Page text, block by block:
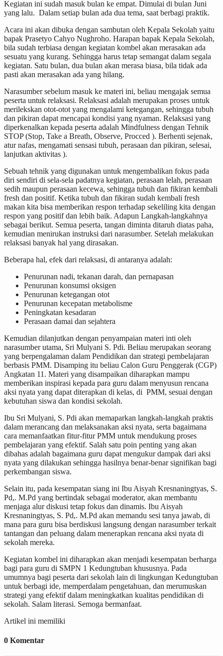
Kegiatan ini sudah masuk bulan ke empat. Dimulai di bulan Juni
yang lalu. Dalam setiap bulan ada dua tema, saat berbagi praktik.
Acara ini akan dibuka dengan sambutan oleh Kepala Sekolah yaitu
bapak Prasetyo Cahyo Nughroho. Harapan bapak Kepala Sekolah,
bila sudah terbiasa dengan kegiatan kombel akan merasakan ada
sesuatu yang kurang. Sehingga harus tetap semangat dalam segala
kegiatan. Satu bulan, dua bulan akan merasa biasa, bila tidak ada
pasti akan merasakan ada yang hilang.
Narasumber sebelum masuk ke materi ini, beliau mengajak semua
peserta untuk relaksasi. Relaksasi adalah merupakan proses untuk
merilekskan otot-otot yang mengalami ketegangan, sehingga tubuh
dan pikiran dapat mencapai kondisi yang nyaman. Relaksasi yang
diperkenalkan kepada peserta adalah Mindfulness dengan Tehnik
STOP (Stop, Take a Breath, Observe, Procced ). Berhenti sejenak,
atur nafas, mengamati sensasi tubuh, perasaan dan pikiran, selesai,
lanjutkan aktivitas ).
Sebuah tehnik yang digunakan untuk mengembalikan fokus pada
diri sendiri di sela-sela padatnya kegiatan, perasaan lelah, perasaan
sedih maupun perasaan kecewa, sehingga tubuh dan fikiran kembali
fresh dan positif. Ketika tubuh dan fikiran sudah kembali fresh
makan kita bisa memberikan respon terhadap sekeliling kita dengan
respon yang positif dan lebih baik. Adapun Langkah-langkahnya
sebagai berikut. Semua peserta, tangan diminta ditaruh diatas paha,
kemudian menirukan instruksi dari narasumber. Setelah melakukan
relaksasi banyak hal yang dirasakan.
Beberapa hal, efek dari relaksasi, di antaranya adalah:
Penurunan nadi, tekanan darah, dan pernapasan
Penurunan konsumsi oksigen
Penurunan ketegangan otot
Penurunan kecepatan metabolisme
Peningkatan kesadaran
Perasaan damai dan sejahtera
Kemudian dilanjutkan dengan penyampaian materi inti oleh
narasumber utama, Sri Mulyani S. Pdi. Beliau merupakan seorang
yang berpengalaman dalam Pendidikan dan strategi pembelajaran
berbasis PMM. Disamping itu beliau Calon Guru Penggerak (CGP)
Angkatan 11. Materi yang disampaikan diharapkan mampu
memberikan inspirasi kepada para guru dalam menyusun rencana
aksi nyata yang dapat diterapkan di kelas, di PMM, sesuai dengan
kebutuhan siswa dan kondisi sekolah.
Ibu Sri Mulyani, S. Pdi akan memaparkan langkah-langkah praktis
dalam merancang dan melaksanakan aksi nyata, serta bagaimana
cara memanfaatkan fitur-fitur PMM untuk mendukung proses
pembelajaran yang efektif. Salah satu poin penting yang akan
dibahas adalah bagaimana guru dapat mengukur dampak dari aksi
nyata yang dilakukan sehingga hasilnya benar-benar signifikan bagi
perkembangan siswa.
Selain itu, pada kesempatan siang ini Ibu Aisyah Kresnaningtyas, S.
Pd,. M.Pd yang bertindak sebagai moderator, akan membantu
menjaga alur diskusi tetap fokus dan dinamis. Ibu Aisyah
Kresnaningtyas, S. Pd,. M.Pd akan memandu sesi tanya jawab, di
mana para guru bisa berdiskusi langsung dengan narasumber terkait
tantangan dan peluang dalam menerapkan rencana aksi nyata di
sekolah mereka.
Kegiatan kombel ini diharapkan akan menjadi kesempatan berharga
bagi para guru di SMPN 1 Kedungtuban khususnya. Pada
umumnya bagi peserta dari sekolah lain di lingkungan Kedungtuban
untuk berbagi ide, memperdalam pengetahuan, dan merumuskan
strategi yang efektif dalam meningkatkan kualitas pendidikan di
sekolah. Salam literasi. Semoga bermanfaat.
Artikel ini memiliki
0 Komentar